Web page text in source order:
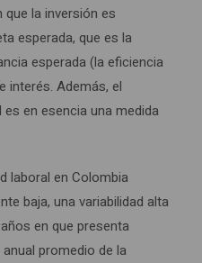
la inversión es
esperada, que es la
esperada (la eficiencia
interés. Además, el
en esencia una medida
laboral en Colombia
baja, una variabilidad alta
en que presenta
promedio de la